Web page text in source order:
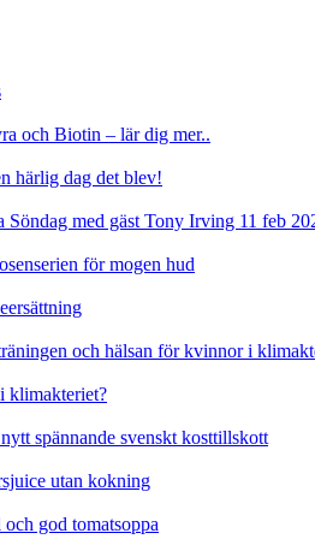
och Biotin – lär dig mer..
härlig dag det blev!
med gäst Tony Irving 11 feb
för mogen hud
och hälsan för kvinnor i
klimakteriet?
spännande svenskt kosttillskott
utan kokning
god tomatsoppa